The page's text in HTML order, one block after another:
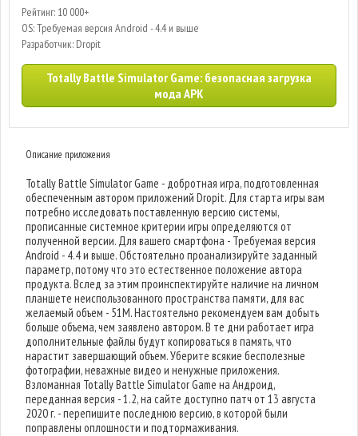
Рейтинг: 10 000+
OS: Требуемая версия Android - 4.4 и выше
Разработчик: Dropit
Totally Battle Simulator Game: безопасная загрузка
мода APK
Описание приложения
Totally Battle Simulator Game - добротная игра, подготовленная
обеспеченным автором приложений Dropit. Для старта игры вам
потребно исследовать поставленную версию системы,
прописанные системное критерии игры определяются от
полученной версии. Для вашего смартфона - Требуемая версия
Android - 4.4 и выше. Обстоятельно проанализируйте заданный
параметр, потому что это естественное положение автора
продукта. Вслед за этим проинспектируйте наличие на личном
планшете неиспользованного пространства памяти, для вас
желаемый объем - 51M. Настоятельно рекомендуем вам добыть
больше объема, чем заявлено автором. В те дни работает игра
дополнительные файлы будут копироваться в память, что
нарастит завершающий объем. Уберите всякие бесполезные
фотографии, неважные видео и ненужные приложения.
Взломанная Totally Battle Simulator Game на Андроид,
переданная версия - 1.2, на сайте доступно патч от 13 августа
2020 г. - перепишите последнюю версию, в которой были
поправлены оплошности и подтормаживания.